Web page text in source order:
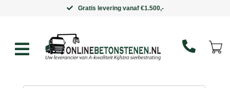
Gratis levering vanaf €1.500,-